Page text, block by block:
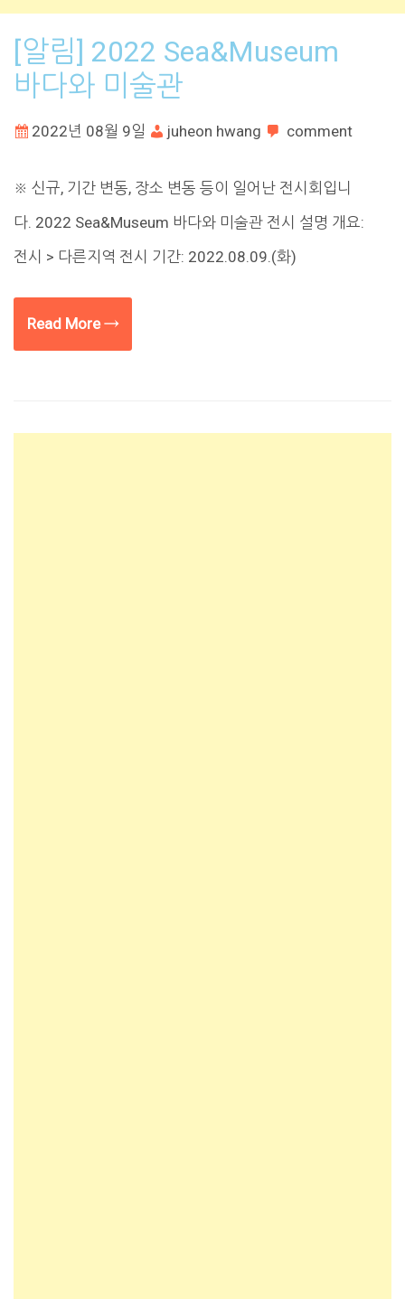
[알림] 2022 Sea&Museum
바다와 미술관
2022년 08월 9일 juheon hwang comment
※ 신규, 기간 변동, 장소 변동 등이 일어난 전시회입니
다. 2022 Sea&Museum 바다와 미술관 전시 설명 개요:
전시 > 다른지역 전시 기간: 2022.08.09.(화)
Read More →